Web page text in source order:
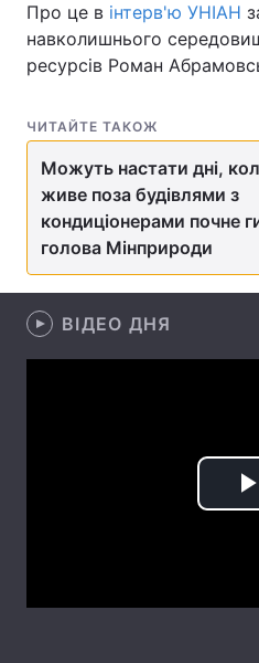
Техно і зв'язок
Зброя
Здоров'я
Цікавинки
Екологія
Лонгріди
Відео з Youtube
Про це в інтерв'ю УНІАН
навколишнього
ресурсів Роман
ЧИТАЙТЕ ТАКОЖ
Можуть настати дні,
живе поза будівлями з
кондиціонерами почне
голова Мінприроди
ВІДЕО ДНЯ